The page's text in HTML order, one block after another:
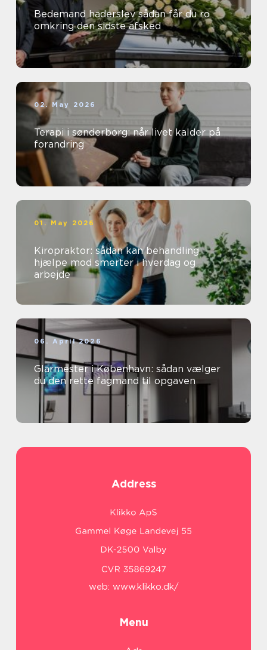
Bedemand haderslev sådan får du ro
omkring den sidste afsked
02. May 2026
Terapi i sønderborg: når livet kalder på
forandring
01. May 2026
Kiropraktor: sådan kan behandling
hjælpe mod smerter i hverdag og
arbejde
06. April 2026
Glarmester i København: sådan vælger
du den rette fagmand til opgaven
Address
web: www.klikko.dk/
Menu